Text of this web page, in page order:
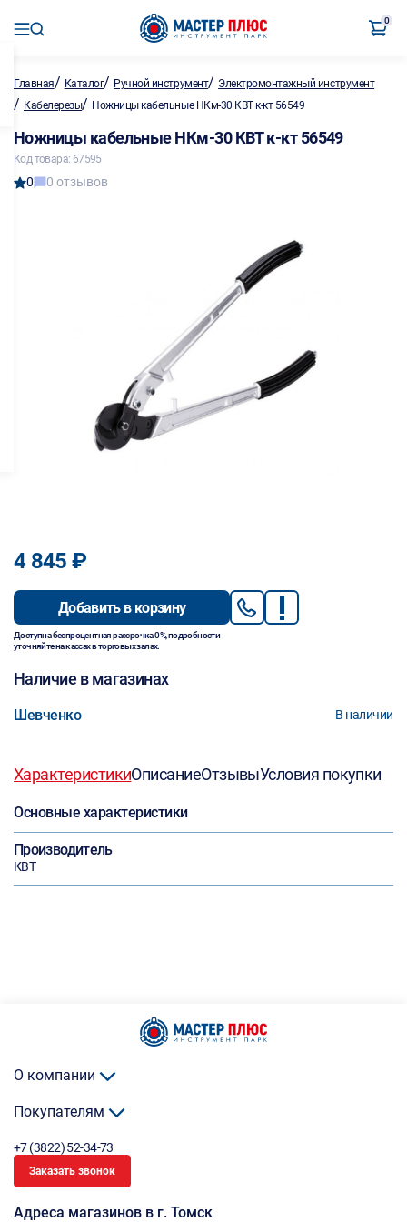
0
Главная/ Каталог/ Ручной инструмент/ Электромонтажный инструмент
/ Кабелерезы/ Ножницы кабельные НКм-30 КВТ к-кт 56549
Ножницы кабельные НКм-30 КВТ к-кт 56549
Код товара: 67595
0 0 отзывов
4 845 ₽
Добавить в корзину
Доступна беспроцентная рассрочка 0%, подробности
уточняйте на кассах в торговых залах.
Наличие в магазинах
Шевченко В наличии
ХарактеристикиОписаниеОтзывыУсловия покупки
Основные характеристики
Производитель
КВТ
О компании
Покупателям
+7 (3822) 52-34-73
Заказать звонок
Адреса магазинов в г. Томск